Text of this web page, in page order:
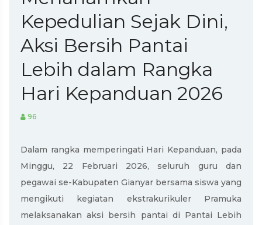
Kepedulian Sejak Dini,
Aksi Bersih Pantai
Lebih dalam Rangka
Hari Kepanduan 2026
96
Dalam rangka memperingati Hari Kepanduan, pada
Minggu, 22 Februari 2026, seluruh guru dan
pegawai se-Kabupaten Gianyar bersama siswa yang
mengikuti kegiatan ekstrakurikuler Pramuka
melaksanakan aksi bersih pantai di Pantai Lebih